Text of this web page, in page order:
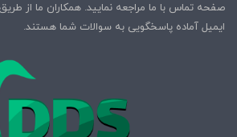
صفحه تماس با ما مراجعه نمایید. همکاران ما از
ایمیل آماده پاسخگویی به سوالات شما هستند.